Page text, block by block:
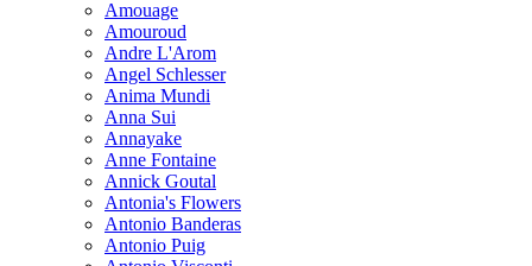
Amouage
Amouroud
Andre L'Arom
Angel Schlesser
Anima Mundi
Anna Sui
Annayake
Anne Fontaine
Annick Goutal
Antonia's Flowers
Antonio Banderas
Antonio Puig